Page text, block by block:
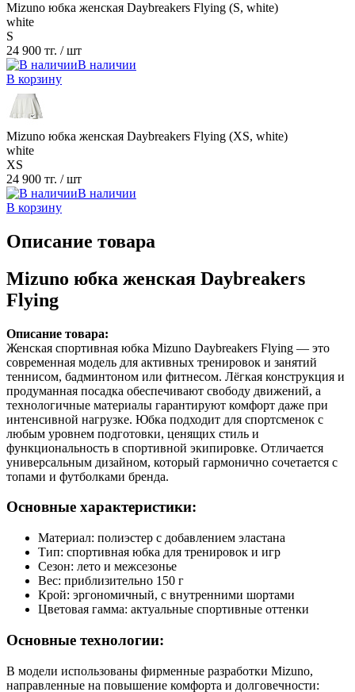
Mizuno юбка женская Daybreakers Flying (S, white)
white
S
24 900 тг. / шт
В наличии
В корзину
Mizuno юбка женская Daybreakers Flying (XS, white)
white
XS
24 900 тг. / шт
В наличии
В корзину
Описание товара
Mizuno юбка женская Daybreakers
Flying
Описание товара:
Женская спортивная юбка Mizuno Daybreakers Flying — это
современная модель для активных тренировок и занятий
теннисом, бадминтоном или фитнесом. Лёгкая конструкция и
продуманная посадка обеспечивают свободу движений, а
технологичные материалы гарантируют комфорт даже при
интенсивной нагрузке. Юбка подходит для спортсменок с
любым уровнем подготовки, ценящих стиль и
функциональность в спортивной экипировке. Отличается
универсальным дизайном, который гармонично сочетается с
топами и футболками бренда.
Основные характеристики:
Материал: полиэстер с добавлением эластана
Тип: спортивная юбка для тренировок и игр
Сезон: лето и межсезонье
Вес: приблизительно 150 г
Крой: эргономичный, с внутренними шортами
Цветовая гамма: актуальные спортивные оттенки
Основные технологии:
В модели использованы фирменные разработки Mizuno,
направленные на повышение комфорта и долговечности: